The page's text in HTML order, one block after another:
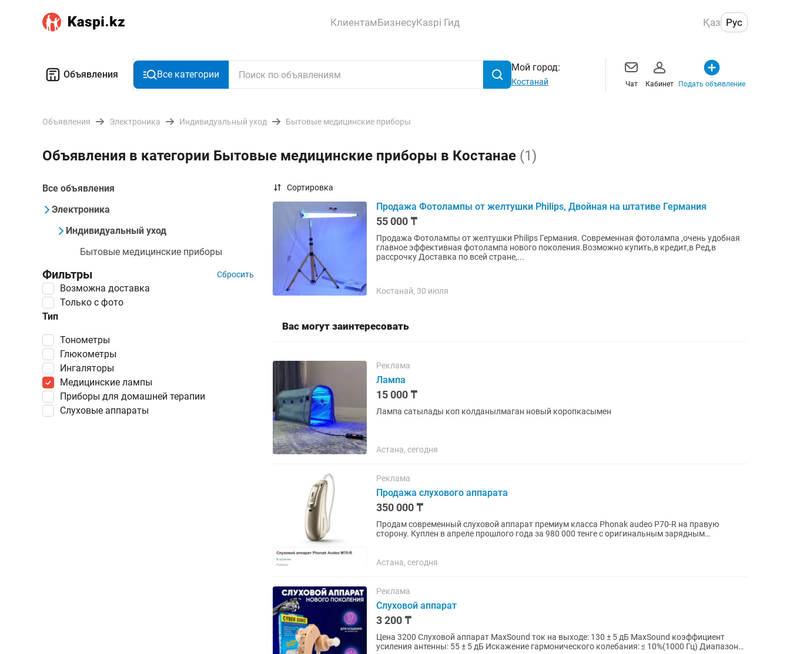
КлиентамБизнесуKaspi Гид Қаз Рус
Объявления Все категории
Мой город:
Костанай Чат Кабинет Подать объявление
Объявления Электроника Индивидуальный уход Бытовые медицинские приборы
Объявления в категории Бытовые медицинские приборы в Костанае (1)
Все объявления
Электроника
Индивидуальный уход
Бытовые медицинские приборы
Фильтры Сбросить
Возможна доставка
Тип
тонометры
глюкометры
ингаляторы
медицинские лампы
приборы для домашней терапии
слуховые аппараты
Только с фото
Сортировка
Продажа Фотолампы от желтушки Philips, Двойная на штативе Германия
55 000 ₸
Продажа Фотолампы от желтушки Philips Германия. Современная фотолампа ,очень удобная
главное эффективная фотолампа нового поколения.Возможно купить,в кредит,в Ред,в
рассрочку Доставка по всей стране,...
Костанай, 30 июля
Вас могут заинтересовать
Реклама
Лампа
15 000 ₸
Лампа сатылады коп колданылмаган новый коропкасымен
Астана, сегодня
Реклама
Продажа слухового аппарата
350 000 ₸
Продам современный слуховой аппарат премиум класса Phonak audeo P70-R на правую
сторону. Куплен в апреле прошлого года за 980 000 тенге с оригинальным зарядным
Астана, сегодня
Реклама
Слуховой аппарат
3 200 ₸
Цена 3200 Слуховой аппарат MaxSound ток на выходе: 130 ± 5 дБ MaxSound коэффициент
усиления антенны: 55 ± 5 дБ Искажение гармонического колебания: ≤ 10%(1000 Гц) Диапазон